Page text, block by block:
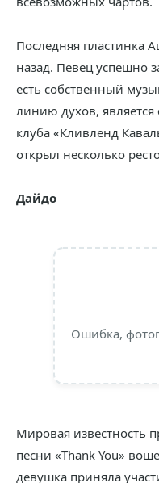
Последняя пластинка
назад. Певец успешно
есть собственный
линию духов, является
клуба «Кливленд
открыл несколько
Дайдо
Ошибка,
Мировая известность
песни «Thank You»
девушка приняла